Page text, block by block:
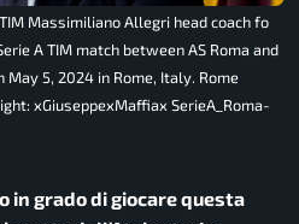
Massimiliano Allegri head coach fo
A TIM match between AS Roma and
May 5, 2024 in Rome, Italy. Rome
xGiuseppexMaffiax SerieA_Roma-
in grado di giocare questa